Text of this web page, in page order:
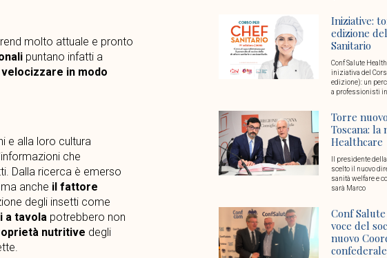
molto attuale e pronto
puntano infatti a
velocizzare in modo
e alla loro cultura
che
Dalla ricerca è emerso
anche il fattore
degli insetti come
a tavolapotrebbero non
nutritive degli
Iniziative:
edizione
Sanitario
Conf Salute
iniziativa del
edizione): un
a professionisti
Torre
Toscana: la
Healthcare
Il presidente
scelto il nuovo
sanità welfare e
sarà Marco
Conf
voce del
nuovo
confederale